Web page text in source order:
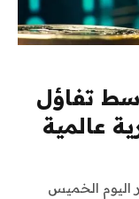
5.84% وسط تفاؤل
عالمية
100 ألف دولار اليوم الخميس